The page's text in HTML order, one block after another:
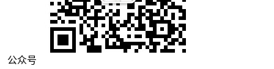
公众号